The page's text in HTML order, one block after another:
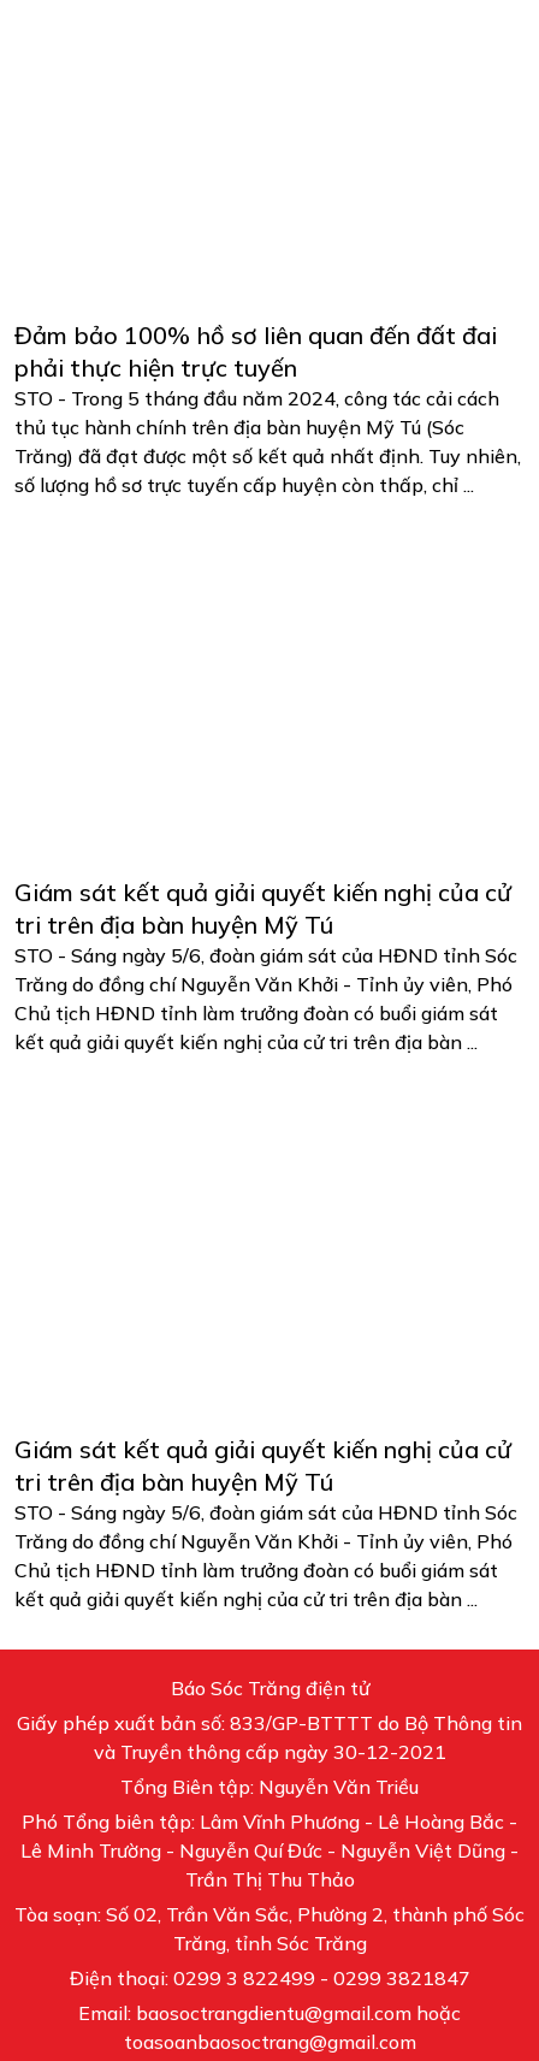
Đảm bảo 100% hồ sơ liên quan đến đất đai
phải thực hiện trực tuyến
STO - Trong 5 tháng đầu năm 2024, công tác cải cách
thủ tục hành chính trên địa bàn huyện Mỹ Tú (Sóc
Trăng) đã đạt được một số kết quả nhất định. Tuy nhiên,
số lượng hồ sơ trực tuyến cấp huyện còn thấp, chỉ ...
Giám sát kết quả giải quyết kiến nghị của cử
tri trên địa bàn huyện Mỹ Tú
STO - Sáng ngày 5/6, đoàn giám sát của HĐND tỉnh Sóc
Trăng do đồng chí Nguyễn Văn Khởi - Tỉnh ủy viên, Phó
Chủ tịch HĐND tỉnh làm trưởng đoàn có buổi giám sát
kết quả giải quyết kiến nghị của cử tri trên địa bàn ...
Giám sát kết quả giải quyết kiến nghị của cử
tri trên địa bàn huyện Mỹ Tú
STO - Sáng ngày 5/6, đoàn giám sát của HĐND tỉnh Sóc
Trăng do đồng chí Nguyễn Văn Khởi - Tỉnh ủy viên, Phó
Chủ tịch HĐND tỉnh làm trưởng đoàn có buổi giám sát
kết quả giải quyết kiến nghị của cử tri trên địa bàn ...
Báo Sóc Trăng điện tử
Giấy phép xuất bản số: 833/GP-BTTTT do Bộ Thông tin
và Truyền thông cấp ngày 30-12-2021
Tổng Biên tập: Nguyễn Văn Triều
Phó Tổng biên tập: Lâm Vĩnh Phương - Lê Hoàng Bắc -
Lê Minh Trường - Nguyễn Quí Đức - Nguyễn Việt Dũng -
Trần Thị Thu Thảo
Tòa soạn: Số 02, Trần Văn Sắc, Phường 2, thành phố Sóc
Trăng, tỉnh Sóc Trăng
Điện thoại: 0299 3 822499 - 0299 3821847
Email: baosoctrangdientu@gmail.com hoặc
toasoanbaosoctrang@gmail.com